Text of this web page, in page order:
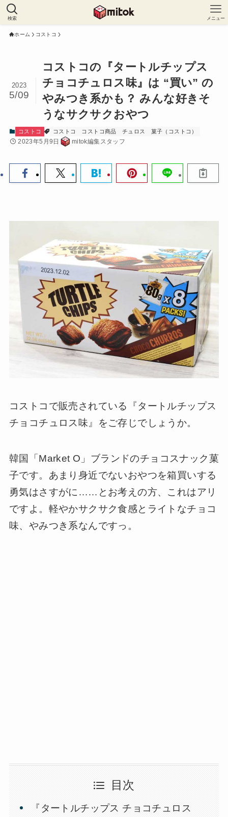
検索 メニュー
ホーム コストコ
コストコの『タートルチップス
チョコチュロス味』は “買い” の
やみつき系かも？ みんな好きそ
うなサクサクおやつ
2023
5/09
コストコ コストコ コストコ商品 チュロス 菓子（コストコ）
2023年5月9日 mitok編集スタッフ
コストコで販売されている『タートルチップス
チョコチュロス味』をご存じでしょうか。
韓国「Market O」ブランドのチョコスナック菓
子です。あまり身近でないおやつを箱買いする
勇気はさすがに……とお考えの方、これはアリ
ですよ。軽やかサクサク食感とライトなチョコ
味、やみつき系なんですっ。
目次
『タートルチップス チョコチュロス